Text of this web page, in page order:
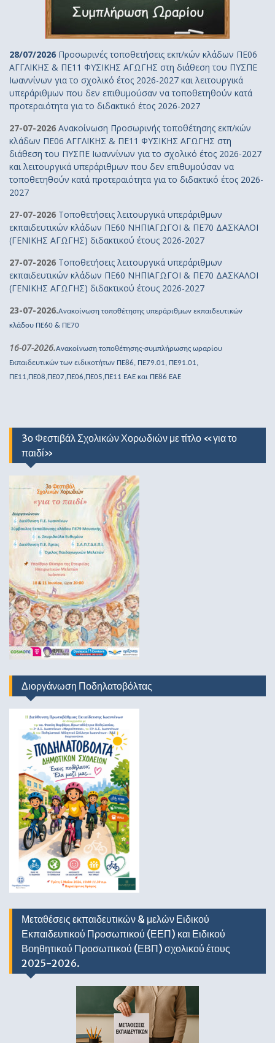
28/07/2026 Προσωρινές τοποθετήσεις εκπ/κών κλάδων ΠΕ06
ΑΓΓΛΙΚΗΣ & ΠΕ11 ΦΥΣΙΚΗΣ ΑΓΩΓΗΣ στη διάθεση του ΠΥΣΠΕ
Ιωαννίνων για το σχολικό έτος 2026-2027 και λειτουργικά
υπεράριθμων που δεν επιθυμούσαν να τοποθετηθούν κατά
προτεραιότητα για το διδακτικό έτος 2026-2027
27-07-2026 Ανακοίνωση Προσωρινής τοποθέτησης εκπ/κών
κλάδων ΠΕ06 ΑΓΓΛΙΚΗΣ & ΠΕ11 ΦΥΣΙΚΗΣ ΑΓΩΓΗΣ στη
διάθεση του ΠΥΣΠΕ Ιωαννίνων για το σχολικό έτος 2026-2027
και λειτουργικά υπεράριθμων που δεν επιθυμούσαν να
τοποθετηθούν κατά προτεραιότητα για το διδακτικό έτος 2026-
2027
27-07-2026 Τοποθετήσεις λειτουργικά υπεράριθμων
εκπαιδευτικών κλάδων ΠΕ60 ΝΗΠΙΑΓΩΓΟΙ & ΠΕ70 ΔΑΣΚΑΛΟΙ
(ΓΕΝΙΚΗΣ ΑΓΩΓΗΣ) διδακτικού έτους 2026-2027
27-07-2026 Τοποθετήσεις λειτουργικά υπεράριθμων
εκπαιδευτικών κλάδων ΠΕ60 ΝΗΠΙΑΓΩΓΟΙ & ΠΕ70 ΔΑΣΚΑΛΟΙ
(ΓΕΝΙΚΗΣ ΑΓΩΓΗΣ) διδακτικού έτους 2026-2027
23-07-2026.Ανακοίνωση τοποθέτησης υπεράριθμων εκπαιδευτικών
κλάδου ΠΕ60 & ΠΕ70
16-07-2026.Ανακοίνωση τοποθέτησης-συμπλήρωσης ωραρίου
Εκπαιδευτικών των ειδικοτήτων ΠΕ86, ΠΕ79.01, ΠΕ91.01,
ΠΕ11,ΠΕ08,ΠΕ07,ΠΕ06,ΠΕ05,ΠΕ11 ΕΑΕ και ΠΕ86 ΕΑΕ
3ο Φεστιβάλ Σχολικών Χορωδιών με τίτλο «για το
παιδί»
Διοργάνωση Ποδηλατοβόλτας
Μεταθέσεις εκπαιδευτικών & μελών Ειδικού
Εκπαιδευτικού Προσωπικού (ΕΕΠ) και Ειδικού
Βοηθητικού Προσωπικού (ΕΒΠ) σχολικού έτους
2025-2026.